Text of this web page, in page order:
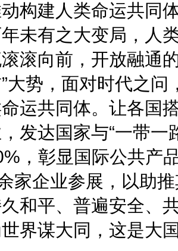
构建人类命运共同
未有之大变局，人
滚向前，开放融通
大势，面对时代之
运共同体。让各国
发达国家与“一带
，彰显国际公共产
家企业参展，以助
和平、普遍安全、
界谋大同，这是大